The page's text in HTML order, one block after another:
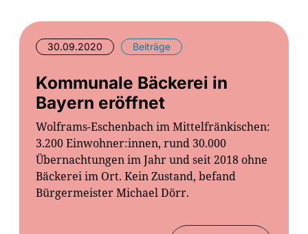
30.09.2020 Beiträge
Kommunale Bäckerei in
Bayern eröffnet
Wolframs-Eschenbach im Mittelfränkischen:
3.200 Einwohner:innen, rund 30.000
Übernachtungen im Jahr und seit 2018 ohne
Bäckerei im Ort. Kein Zustand, befand
Bürgermeister Michael Dörr.